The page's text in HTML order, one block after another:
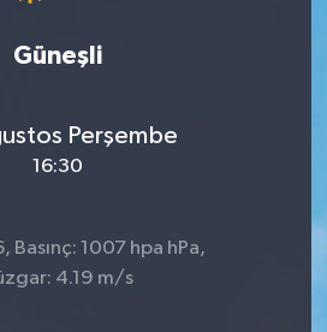
Güneşli
Perşembe
16:30
Basınç: 1007 hpa hPa,
4.19 m/s